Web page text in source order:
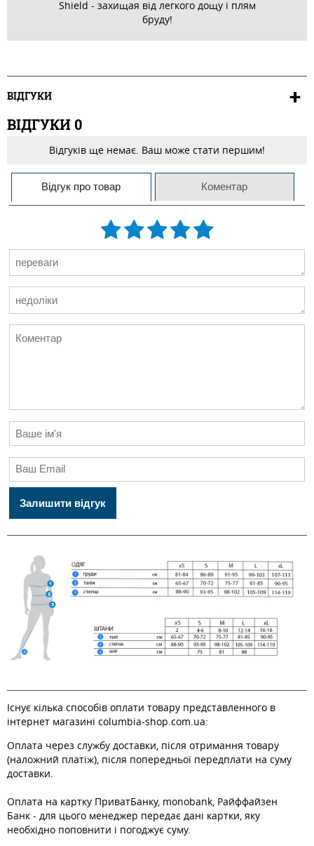
Shield - захищая від легкого дощу і плям
бруду!
ВІДГУКИ
ВІДГУКИ 0
Відгуків ще немає. Ваш може стати першим!
Відгук про товар Коментар
Залишити відгук
Існує кілька способів оплати товару представленного в
інтернет магазині columbia-shop.com.ua:
Оплата через службу доставки, після отримання товару
(наложний платіж), після попередньої передплати на суму
доставки.
Оплата на картку ПриватБанку, monobank, Райффайзен
Банк - для цього менеджер передає дані картки, яку
необхідно поповнити і погоджує суму.